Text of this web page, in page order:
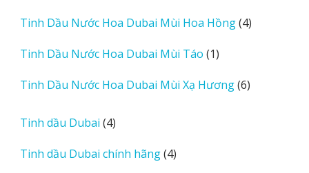
phẩm
Tinh Dầu Nước Hoa Dubai Mùi Hoa Hồng 44
Tinh Dầu Nước Hoa Dubai Mùi Táo 11
phẩm
Tinh Dầu Nước Hoa Dubai Mùi Xạ Hương 66
Tinh dầu Dubai 44
phẩm
Tinh dầu Dubai chính hãng 44